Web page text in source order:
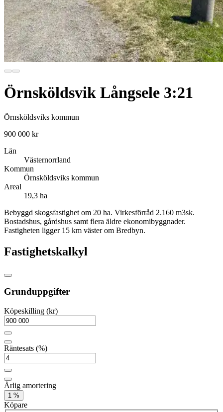
Örnsköldsvik Långsele 3:21
Örnsköldsviks kommun
900 000 kr
Län
Västernorrland
Kommun
Örnsköldsviks kommun
Areal
19,3 ha
Bebyggd skogsfastighet om 20 ha. Virkesförråd 2.160 m3sk.
Bostadshus, gårdshus samt flera äldre ekonomibyggnader.
Fastigheten ligger 15 km väster om Bredbyn.
Fastighetskalkyl
Grunduppgifter
Köpeskilling (kr)
Räntesats (%)
Årlig amortering
1 %
Köpare